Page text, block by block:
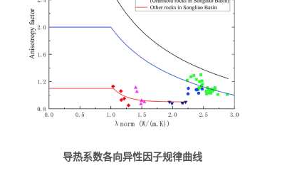
导热系数各向异性因子规律曲线